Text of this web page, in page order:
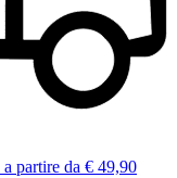
a partire da € 49,90